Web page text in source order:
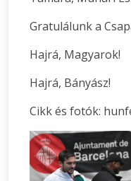
Gratulálunk a
Hajrá, Magyarok!
Hajrá, Bányász!
Cikk és fotók: